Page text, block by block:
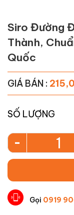
Siro Đường
Thành,
Quốc
GIÁ BÁN :
SỐ LƯỢNG
-
Gọi 0919